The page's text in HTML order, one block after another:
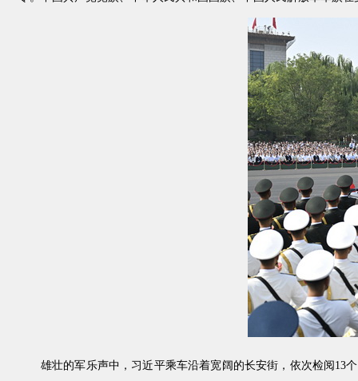
雄壮的军乐声中，习近平乘车沿着宽阔的长安街，依次检阅13